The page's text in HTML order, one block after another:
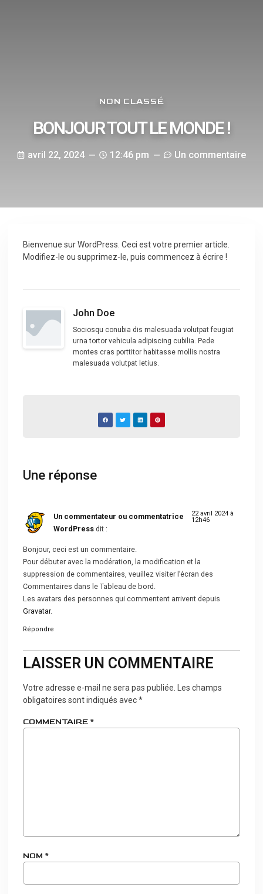
NON CLASSÉ
BONJOUR TOUT LE MONDE !
avril 22, 2024 12:46 pm Un commentaire
Bienvenue sur WordPress. Ceci est votre premier article.
Modifiez-le ou supprimez-le, puis commencez à écrire !
John Doe
Sociosqu conubia dis malesuada volutpat feugiat
urna tortor vehicula adipiscing cubilia. Pede
montes cras porttitor habitasse mollis nostra
malesuada volutpat letius.
Une réponse
Un commentateur ou commentatrice
WordPress dit :
22 avril 2024 à
12h46
Bonjour, ceci est un commentaire.
Pour débuter avec la modération, la modification et la
suppression de commentaires, veuillez visiter l’écran des
Commentaires dans le Tableau de bord.
Les avatars des personnes qui commentent arrivent depuis
Gravatar.
Répondre
LAISSER UN COMMENTAIRE
Votre adresse e-mail ne sera pas publiée.
Les champs
obligatoires sont indiqués avec*
COMMENTAIRE *
NOM *